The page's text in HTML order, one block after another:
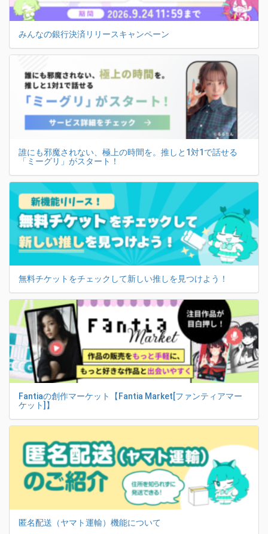
みんなの銀行決済リリースキャンペーン
誰にも邪魔されない、極上の時間を。推しと1対1で話せる
「ミーグリ」がスタート！
無料チケットをチェックして新しい推しを見つけよう！
Fantiaの創作マーケット【Fantia Market[ファンティアマー
ケット]】
匿名配送（ヤマト運輸）機能について